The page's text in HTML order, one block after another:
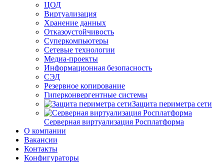
ЦОД
Виртуализация
Хранение данных
Отказоустойчивость
Суперкомпьютеры
Сетевые технологии
Медиа-проекты
Информационная безопасность
СЭД
Резервное копирование
Гиперконвергентные системы
Защита периметра сети
Серверная виртуализация Росплатформа
О компании
Вакансии
Контакты
Конфигураторы